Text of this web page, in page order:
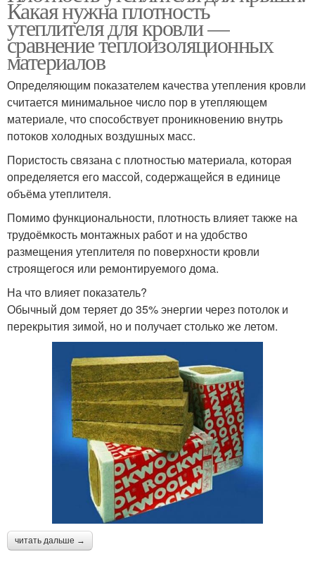
Какая нужна плотность
утеплителя для кровли —
сравнение теплоизоляционных
материалов
Определяющим показателем качества утепления кровли
считается минимальное число пор в утепляющем
материале, что способствует проникновению внутрь
потоков холодных воздушных масс.
Пористость связана с плотностью материала, которая
определяется его массой, содержащейся в единице
объёма утеплителя.
Помимо функциональности, плотность влияет также на
трудоёмкость монтажных работ и на удобство
размещения утеплителя по поверхности кровли
строящегося или ремонтируемого дома.
На что влияет показатель?
Обычный дом теряет до 35% энергии через потолок и
перекрытия зимой, но и получает столько же летом.
читать дальше →